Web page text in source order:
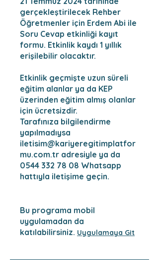
gerçekleştirilecek Rehber
Öğretmenler için Erdem Abi ile
Soru Cevap etkinliği kayıt
formu. Etkinlik kaydı 1 yıllık
erişilebilir olacaktır.
Etkinlik geçmişte uzun süreli
eğitim alanlar ya da KEP
üzerinden eğitim almış olanlar
için ücretsizdir.
Tarafınıza bilgilendirme
yapılmadıysa
iletisim@kariyeregitimplatfor
mu.com.tr adresiyle ya da
0544 332 78 08 Whatsapp
hattıyla iletişime geçin.
Bu programa mobil
uygulamadan da
katılabilirsiniz. Uygulamaya Git